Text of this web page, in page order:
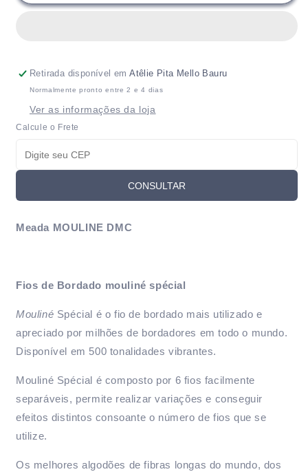
Retirada disponível emAtêlie Pita Mello Bauru
Normalmente pronto entre 2 e 4 dias
Ver as informações da loja
Calcule o Frete
CONSULTAR
Meada MOULINE DMC
Fios de Bordado mouliné spécial
Mouliné Spécial é o fio de bordado mais utilizado e
apreciado por milhões de bordadores em todo o mundo.
Disponível em 500 tonalidades vibrantes.
Mouliné Spécial é composto por 6 fios facilmente
separáveis, permite realizar variações e conseguir
efeitos distintos consoante o número de fios que se
utilize.
Os melhores algodões de fibras longas do mundo, dos